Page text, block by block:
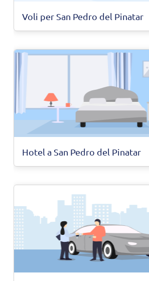
Voli per San Pedro del Pinatar
Hotel a San Pedro del Pinatar